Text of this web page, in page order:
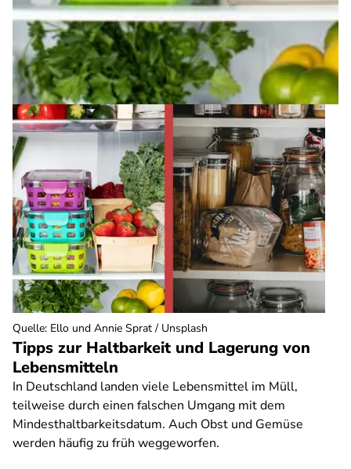
Tipps zur Haltbarkeit und Lagerung von
Lebensmitteln
In Deutschland landen viele Lebensmittel im Müll,
teilweise durch einen falschen Umgang mit dem
Mindesthaltbarkeitsdatum. Auch Obst und Gemüse
werden häufig zu früh weggeworfen.
Quelle: Ello und Annie Sprat / Unsplash